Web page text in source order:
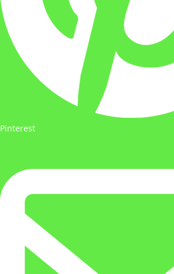
Pinterest